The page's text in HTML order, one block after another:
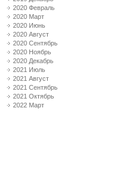
2020 Февраль
2020 Март
2020 Июнь
2020 Август
2020 Сентябрь
2020 Ноябрь
2020 Декабрь
2021 Июль
2021 Август
2021 Сентябрь
2021 Октябрь
2022 Март